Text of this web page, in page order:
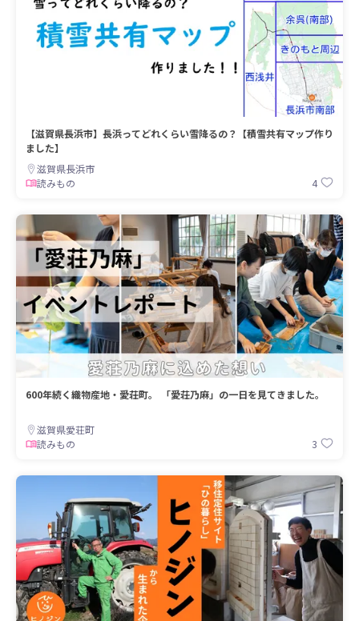
【滋賀県長浜市】長浜ってどれくらい雪降るの？【積雪共有マップ作り
ました】
滋賀県長浜市
読みもの
4
600年続く織物産地・愛荘町。 「愛荘乃麻」の一日を見てきました。
滋賀県愛荘町
読みもの
3